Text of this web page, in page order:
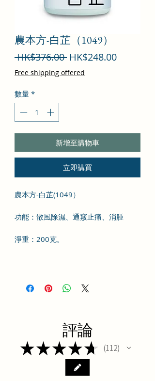
農本方-白芷（1049）
HK$376.00 一
般
HK$248.00促
Free shipping offered
數量 *
新增至購物車
立即購買
農本方-白芷(1049）
功能：散風除濕、通竅止痛、消腫
淨重：200克。
評論
★★★★★ 112
112